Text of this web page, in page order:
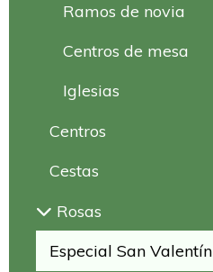
Ramos de novia
Centros de mesa
Iglesias
Centros
Cestas
Rosas
Especial San Valentín